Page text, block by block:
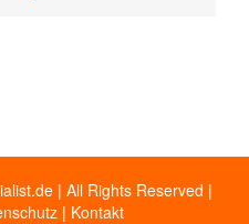
| All Rights Reserved |
| Kontakt